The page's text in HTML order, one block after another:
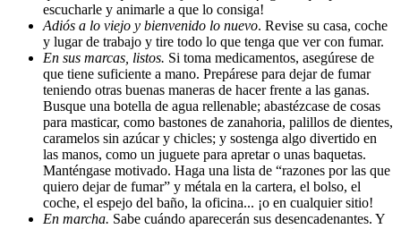
escucharle y animarle a que lo consiga!
Adiós a lo viejo y bienvenido lo nuevo. Revise su casa, coche
y lugar de trabajo y tire todo lo que tenga que ver con fumar.
En sus marcas, listos. Si toma medicamentos, asegúrese de
que tiene suficiente a mano. Prepárese para dejar de fumar
teniendo otras buenas maneras de hacer frente a las ganas.
Busque una botella de agua rellenable; abastézcase de cosas
para masticar, como bastones de zanahoria, palillos de dientes,
caramelos sin azúcar y chicles; y sostenga algo divertido en
las manos, como un juguete para apretar o unas baquetas.
Manténgase motivado. Haga una lista de “razones por las que
quiero dejar de fumar” y métala en la cartera, el bolso, el
coche, el espejo del baño, la oficina... ¡o en cualquier sitio!
En marcha. Sabe cuándo aparecerán sus desencadenantes. Y